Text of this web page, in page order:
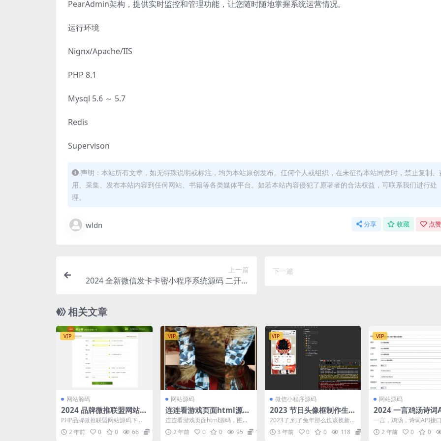
PearAdmin架构，提供实时监控和管理功能，让您随时随地掌握系统运营情况。
运行环境
Nignx/Apache/IIS
PHP 8.1
Mysql 5.6 ～ 5.7
Redis
Supervison
声明：本站所有文章，如无特殊说明或标注，均为本站原创发布。任何个人或组织，在未征得本站同意时，禁止复制、
用、采集、发布本站内容到任何网站、书籍等各类媒体平台。如若本站内容侵犯了原著者的合法权益，可联系我们进行处
理。
wldn 分享 收藏 点
上一篇
2024 全新微信发卡卡密小程序系统源码 二开流
下一篇
相关文章
VIP
网站源码
2024 品牌微推联盟网站P
HP源码
PHP品牌微推联盟网站源码下
载，单品微信分销源码，带数据
库，内附安装说明 安装说...
2 年前 0 0 66 19
VIP
网站源码
连连看游戏页面html源码
2024
连连看游戏页面html源码，图片
拼拼乐h5拼图连连看游戏页面首
页，可以上传自己喜...
2 年前 0 0 95 1
VIP
微信小程序源码
2023 节日头像框制作生成
微信小程序源码 附流量主
2023了,到了兔年那么也该换新的
头像框拉 今天给大家带来兔年的
头像框制作小程序...
3 年前 0 0 118
VIP
网站源码
2024 一言鸡汤诗词
口PHP源码
一言，鸡汤，诗词API接
稿源码。 这款源码是通
落凋殇”博客的随...
2 年前 0 0